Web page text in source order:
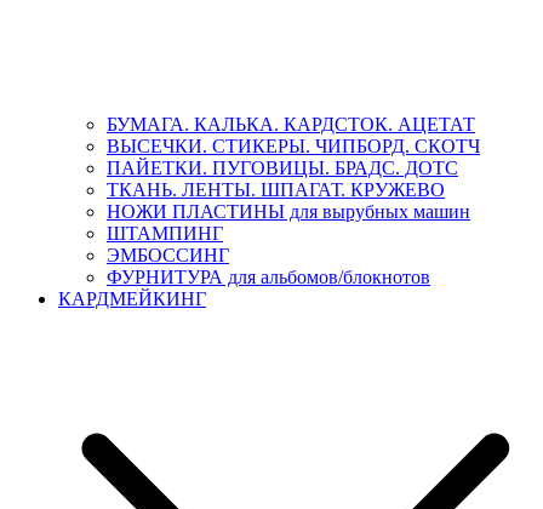
БУМАГА. КАЛЬКА. КАРДСТОК. АЦЕТАТ
ВЫСЕЧКИ. СТИКЕРЫ. ЧИПБОРД. СКОТЧ
ПАЙЕТКИ. ПУГОВИЦЫ. БРАДС. ДОТС
ТКАНЬ. ЛЕНТЫ. ШПАГАТ. КРУЖЕВО
НОЖИ ПЛАСТИНЫ для вырубных машин
ШТАМПИНГ
ЭМБОССИНГ
ФУРНИТУРА для альбомов/блокнотов
КАРДМЕЙКИНГ